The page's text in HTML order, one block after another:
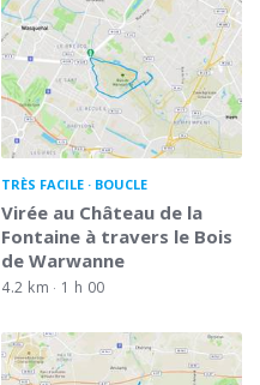
TRÈS FACILE BOUCLE
Virée au Château de la
Fontaine à travers le Bois
de Warwanne
4.2 km 1 h 00